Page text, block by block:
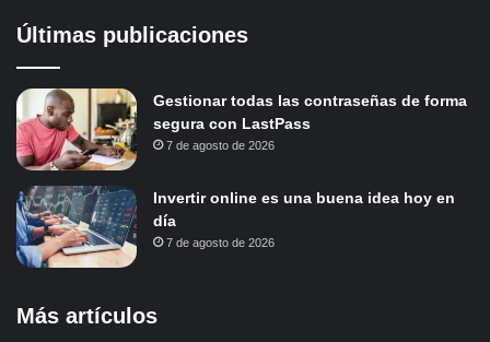
Últimas publicaciones
Gestionar todas las contraseñas de forma
segura con LastPass
7 de agosto de 2026
Invertir online es una buena idea hoy en
día
7 de agosto de 2026
Más artículos